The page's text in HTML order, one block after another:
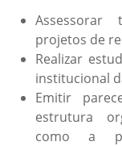
Assessorar
projetos de
Realizar
institucional
Emitir
estrutura
como a